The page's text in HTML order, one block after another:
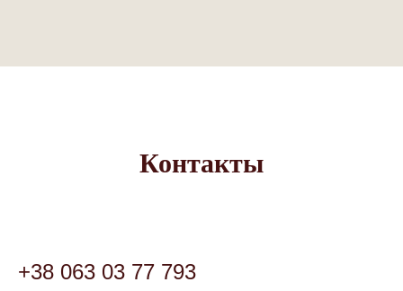
Контакты
+38 063 03 77 793